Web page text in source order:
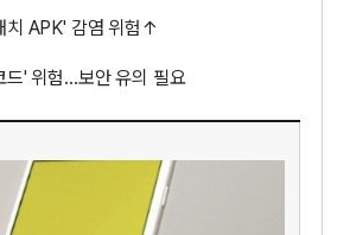
치 APK' 감염 위험↑
드' 위험…보안 유의 필요